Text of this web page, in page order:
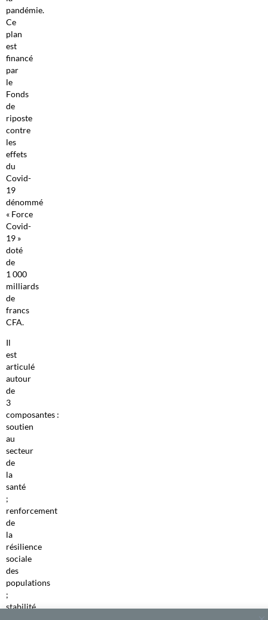
pandémie.
Ce
plan
est
financé
par
le
Fonds
de
riposte
contre
les
effets
du
Covid-
19
dénommé
« Force
Covid-
19 »
doté
de
1 000
milliards
de
francs
CFA.
Il
est
articulé
autour
de
3
composantes :
soutien
au
secteur
de
la
santé
;
renforcement
de
la
résilience
sociale
des
populations
;
stabilité